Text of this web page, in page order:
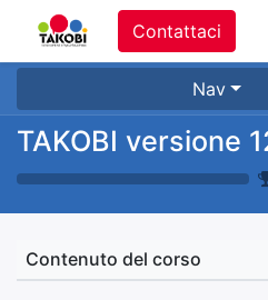
Contattaci
Nav
TAKOBI versione
Contenuto del corso